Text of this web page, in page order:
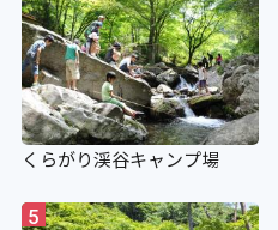
くらがり渓谷キャンプ場
5